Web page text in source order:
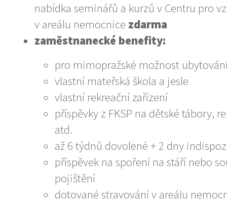
nabídka seminářů a kurzů v Centru pro
v areálu nemocnice zdarma
zaměstnanecké benefity:
pro mimopražské možnost
vlastní mateřská škola a jesle
vlastní rekreační zařízení
příspěvky z FKSP na dětské tábory,
atd.
až 6 týdnů dovolené + 2 dny
příspěvek na spoření na stáří nebo
pojištění
dotované stravování v areálu